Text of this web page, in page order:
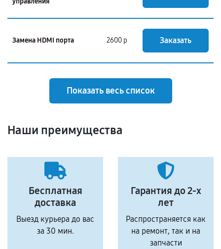
Замена HDMI порта 2600 р Заказать
Показать весь список
Наши преимущества
Бесплатная
доставка
Выезд курьера до вас
за 30 мин.
Гарантия до 2-х
лет
Распространяется как
на ремонт, так и на
запчасти